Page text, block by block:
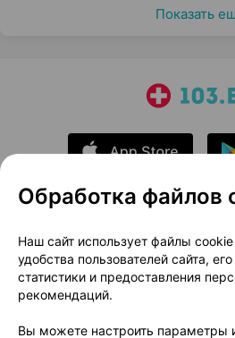
Показать
О проекте
Размещение рекламы
Публичный договор
Обработка файлов
Наш сайт использует файлы
удобства пользователей сайта,
статистики и предоставления
рекомендаций.
Вы можете настроить параметры